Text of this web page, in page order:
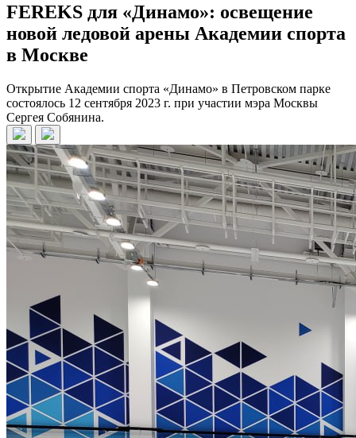
FEREKS для «Динамо»: освещение
новой ледовой арены Академии спорта
в Москве
Открытие Академии спорта «Динамо» в Петровском парке
состоялось 12 сентября 2023 г. при участии мэра Москвы
Сергея Собянина.